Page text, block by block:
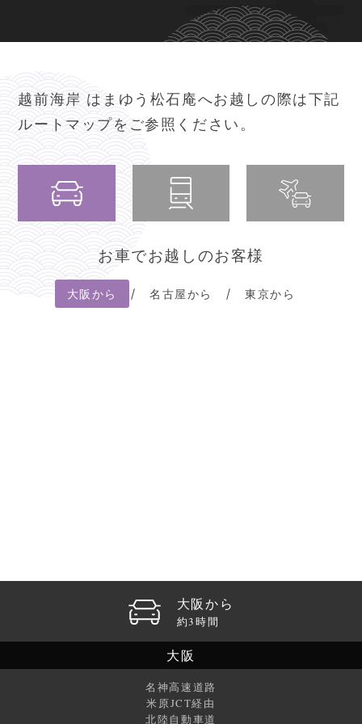
越前海岸 はまゆう松石庵へお越しの際は下記
ルートマップをご参照ください。
お車でお越しのお客様
大阪から 名古屋から 東京から
大阪から
約3時間
大阪
名神高速道路
米原JCT経由
北陸自動車道